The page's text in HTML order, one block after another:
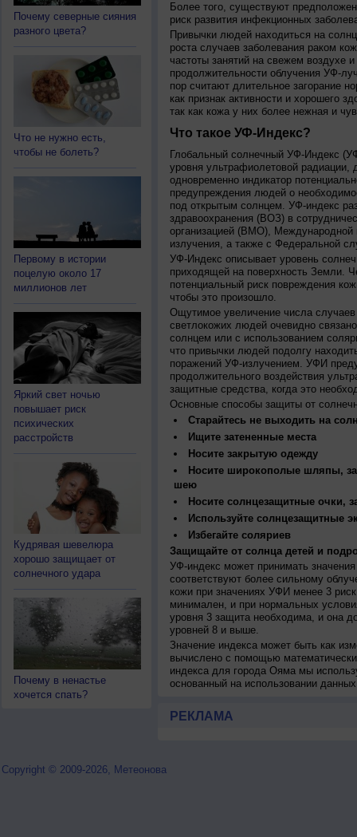
Почему северные сияния
разного цвета?
Что не нужно есть,
чтобы не болеть?
Первому в истории
поцелую около 17
миллионов лет
Яркий свет ночью
повышает риск
психических
расстройств
Кудрявая шевелюра
хорошо защищает от
солнечного удара
Почему в ненастье
хочется спать?
Более того, существуют
риск развития инфекционных
Привычки людей находиться на
роста случаев заболевания раком
частоты занятий на свежем воздухе
продолжительности облучения УФ-
пор считают длительное загорание
как признак активности и хорошего
так как кожа у них более нежная и
Что такое УФ-Индекс?
Глобальный солнечный УФ-Индекс
уровня ультрафиолетовой
одновременно индикатор
предупреждения людей о
под открытым солнцем. УФ-индекс
здравоохранения (ВОЗ) в
организацией (ВМО), Международной
излучения, а также с Федеральной
УФ-Индекс описывает уровень
приходящей на поверхность Земли.
потенциальный риск повреждения
чтобы это произошло.
Ощутимое увеличение числа
светлокожих людей очевидно
солнцем или с использованием
что привычки людей подолгу
поражений УФ-излучением. УФИ
продолжительного воздействия
защитные средства, когда это
Основные способы защиты от
Старайтесь не выходить на
Ищите затененные места
Носите закрытую одежду
Носите широкополые шляпы,
шею
Носите солнцезащитные очки,
Используйте солнцезащитные
Избегайте соляриев
Защищайте от солнца детей и
УФ-индекс может принимать
соответствуют более сильному
кожи при значениях УФИ менее 3
минимален, и при нормальных
уровня 3 защита необходима, и она
уровней 8 и выше.
Значение индекса может быть как
вычислено с помощью
индекса для города Ояма мы
основанный на использовании
РЕКЛАМА
Copyright © 2009-2026, Метеонова